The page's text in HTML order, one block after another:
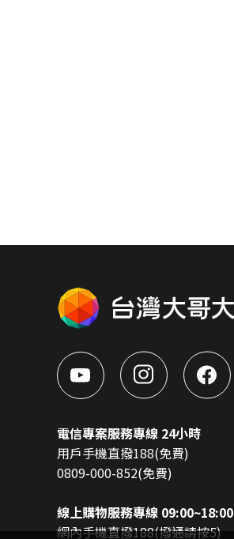
電信專案服務專線 24小時
用戶手機直撥188(免費)
0809-000-852(免費)
線上購物服務專線 09:00~18:00
網內手機直撥188(撥通請按5)